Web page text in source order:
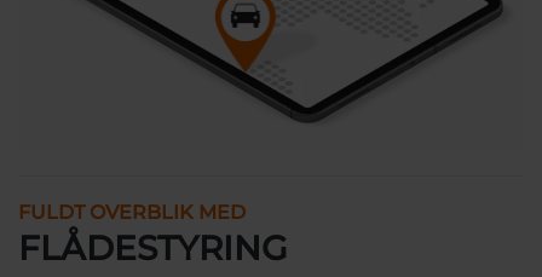
FULDT OVERBLIK MED
FLÅDESTYRING